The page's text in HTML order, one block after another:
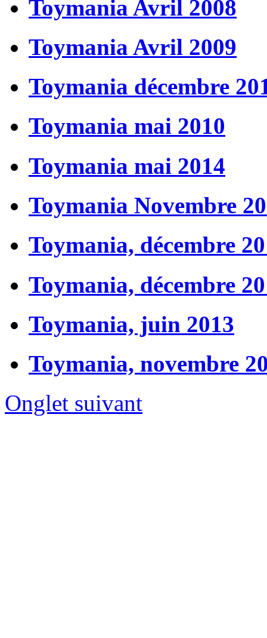
Toymania Avril 2008
Toymania Avril 2009
Toymania décembre
Toymania mai 2010
Toymania mai 2014
Toymania Novembre
Toymania, décembre
Toymania, décembre
Toymania, juin 2013
Toymania, novembre
Onglet suivant